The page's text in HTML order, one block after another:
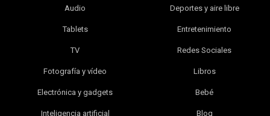
Audio
Tablets
TV
Fotografía y vídeo
Electrónica y gadgets
Inteligencia artificial
Deportes y aire libre
Entretenimiento
Redes Sociales
Libros
Bebé
Blog